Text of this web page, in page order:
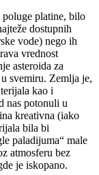
poluge platine, bilo
dostupnih
vode) nego ih
vrednost
asteroida za
svemiru. Zemlja je,
kao i
nas potonuli u
kreativna (iako
bila bi
paladijuma“ male
atmosferu bez
je iskopano.